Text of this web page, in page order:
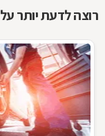
רוצה לדעת יותר